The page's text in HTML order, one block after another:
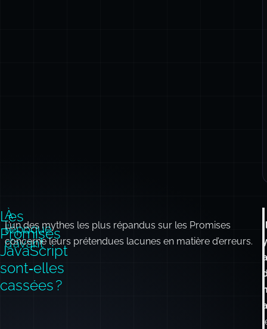
Les
Promises
JavaScript
sont‑elles
cassées ?
À
l’époque
d’avant
L’un des mythes les plus répandus sur les Promises
concerne leurs prétendues lacunes en matière d’erreurs.
y
a